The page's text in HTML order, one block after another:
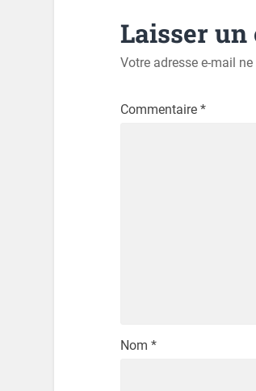
Laisser
Votre adresse e-mail
Commentaire *
Nom *